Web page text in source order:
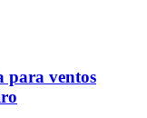
para ventos